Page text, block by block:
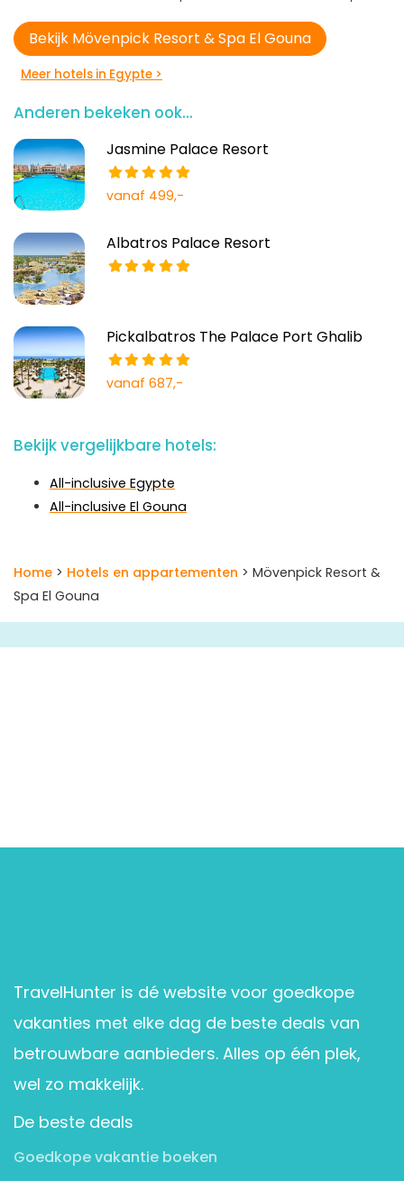
Bekijk Mövenpick Resort & Spa El Gouna
Meer hotels in Egypte >
Anderen bekeken ook...
Jasmine Palace Resort
vanaf 499,-
Albatros Palace Resort
Pickalbatros The Palace Port Ghalib
vanaf 687,-
Bekijk vergelijkbare hotels:
All-inclusive Egypte
All-inclusive El Gouna
Home > Hotels en appartementen > Mövenpick Resort &
Spa El Gouna
TravelHunter is dé website voor goedkope
vakanties met elke dag de beste deals van
betrouwbare aanbieders. Alles op één plek,
wel zo makkelijk.
De beste deals
Goedkope vakantie boeken